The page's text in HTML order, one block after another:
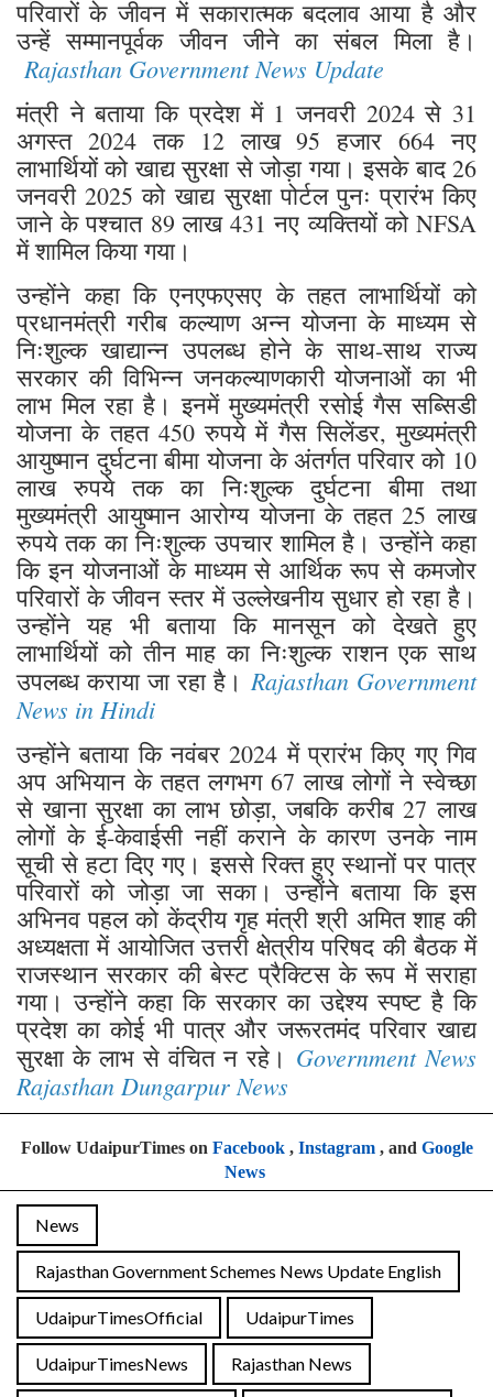
परिवारों के जीवन में सकारात्मक बदलाव आया है और
उन्हें सम्मानपूर्वक जीवन जीने का संबल मिला है।
Rajasthan Government News Update
मंत्री ने बताया कि प्रदेश में 1 जनवरी 2024 से 31
अगस्त 2024 तक 12 लाख 95 हजार 664 नए
लाभार्थियों को खाद्य सुरक्षा से जोड़ा गया। इसके बाद 26
जनवरी 2025 को खाद्य सुरक्षा पोर्टल पुनः प्रारंभ किए
जाने के पश्चात 89 लाख 431 नए व्यक्तियों को NFSA
में शामिल किया गया।
उन्होंने कहा कि एनएफएसए के तहत लाभार्थियों को
प्रधानमंत्री गरीब कल्याण अन्न योजना के माध्यम से
निःशुल्क खाद्यान्न उपलब्ध होने के साथ-साथ राज्य
सरकार की विभिन्न जनकल्याणकारी योजनाओं का भी
लाभ मिल रहा है। इनमें मुख्यमंत्री रसोई गैस सब्सिडी
योजना के तहत 450 रुपये में गैस सिलेंडर, मुख्यमंत्री
आयुष्मान दुर्घटना बीमा योजना के अंतर्गत परिवार को 10
लाख रुपये तक का निःशुल्क दुर्घटना बीमा तथा
मुख्यमंत्री आयुष्मान आरोग्य योजना के तहत 25 लाख
रुपये तक का निःशुल्क उपचार शामिल है। उन्होंने कहा
कि इन योजनाओं के माध्यम से आर्थिक रूप से कमजोर
परिवारों के जीवन स्तर में उल्लेखनीय सुधार हो रहा है।
उन्होंने यह भी बताया कि मानसून को देखते हुए
लाभार्थियों को तीन माह का निःशुल्क राशन एक साथ
उपलब्ध कराया जा रहा है।Rajasthan Government
News in Hindi
उन्होंने बताया कि नवंबर 2024 में प्रारंभ किए गए गिव
अप अभियान के तहत लगभग 67 लाख लोगों ने स्वेच्छा
से खाना सुरक्षा का लाभ छोड़ा, जबकि करीब 27 लाख
लोगों के ई-केवाईसी नहीं कराने के कारण उनके नाम
सूची से हटा दिए गए। इससे रिक्त हुए स्थानों पर पात्र
परिवारों को जोड़ा जा सका। उन्होंने बताया कि इस
अभिनव पहल को केंद्रीय गृह मंत्री श्री अमित शाह की
अध्यक्षता में आयोजित उत्तरी क्षेत्रीय परिषद की बैठक में
राजस्थान सरकार की बेस्ट प्रैक्टिस के रूप में सराहा
गया। उन्होंने कहा कि सरकार का उद्देश्य स्पष्ट है कि
प्रदेश का कोई भी पात्र और जरूरतमंद परिवार खाद्य
सुरक्षा के लाभ से वंचित न रहे। Government News
Rajasthan Dungarpur News
Follow UdaipurTimes on Facebook, Instagram, and Google
News
News
Rajasthan Government Schemes News Update English
UdaipurTimesOfficial UdaipurTimes
UdaipurTimesNews Rajasthan News